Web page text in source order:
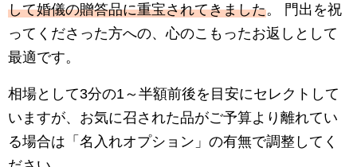
して婚儀の贈答品に重宝されてきました。 門出を祝
ってくださった方への、心のこもったお返しとして
最適です。
相場として3分の1～半額前後を目安にセレクトして
いますが、お気に召された品がご予算より離れてい
る場合は「名入れオプション」の有無で調整してく